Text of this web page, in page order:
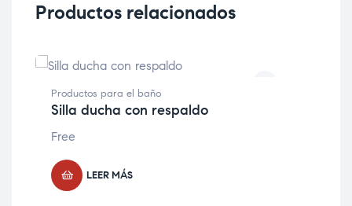
Productos relacionados
Productos para el baño
Silla ducha con respaldo
Free
LEER MÁS